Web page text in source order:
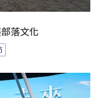
落文化